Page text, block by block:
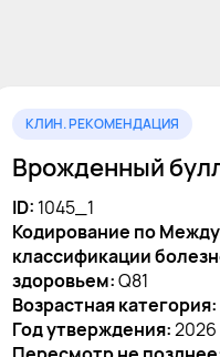
КЛИН. РЕКОМЕНДАЦИЯ
Врожденный
ID: 1045_1
Кодирование по
классификации
здоровьем:Q81
Возрастная категория:
Год утверждения:2026